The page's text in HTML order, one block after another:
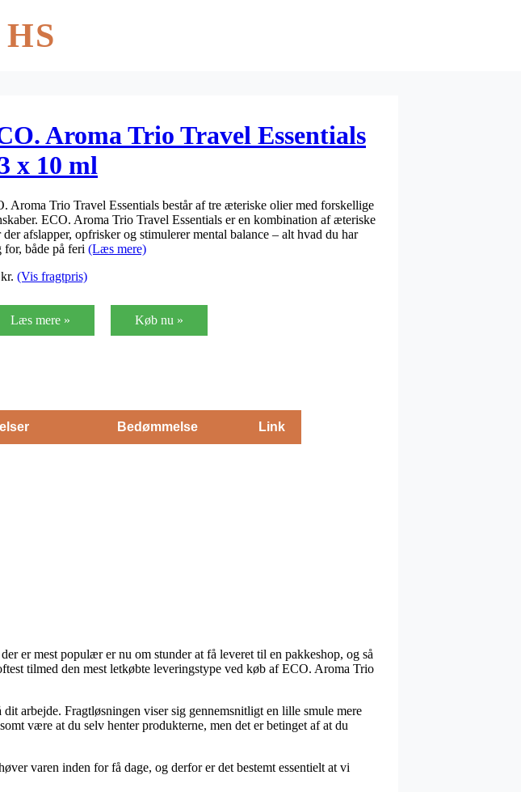
Aroma Trio Travel Essentials
x 10 ml
Aroma Trio Travel Essentials består af tre æteriske olier med forskellige
ECO. Aroma Trio Travel Essentials er en kombination af æteriske
der afslapper, opfrisker og stimulerer mental balance – alt hvad du har
for, både på feri (Læs mere)
kr. (Vis fragtpris)
Læs mere » Køb nu »
Bedømmelse Link
er mest populær er nu om stunder at få leveret til en pakkeshop, og så
tilmed den mest letkøbte leveringstype ved køb af ECO. Aroma Trio
arbejde. Fragtløsningen viser sig gennemsnitligt en lille smule mere
være at du selv henter produkterne, men det er betinget af at du
varen inden for få dage, og derfor er det bestemt essentielt at vi